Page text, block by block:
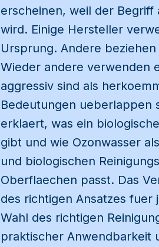
erscheinen, weil der
wird. Einige Hersteller
Ursprung. Andere
Wieder andere verwenden
aggressiv sind als
Bedeutungen ueberlappen
erklaert, was ein
gibt und wie Ozonwasser
und biologischen
Oberflaechen passt. Das
des richtigen Ansatzes fuer
Wahl des richtigen
praktischer Anwendbarkeit